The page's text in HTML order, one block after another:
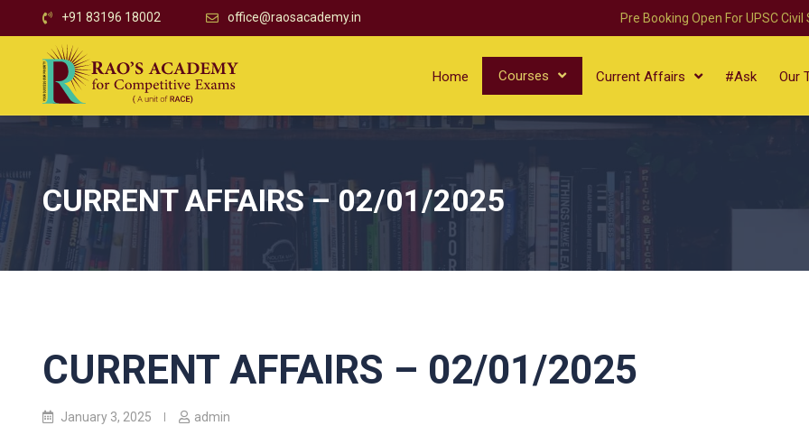
+91 83196 18002 office@raosacademy.in Pre Booking Open For UPSC
Home Courses Current Affairs #Ask Our
CURRENT AFFAIRS – 02/01/2025
CURRENT AFFAIRS – 02/01/2025
January 3, 2025 admin